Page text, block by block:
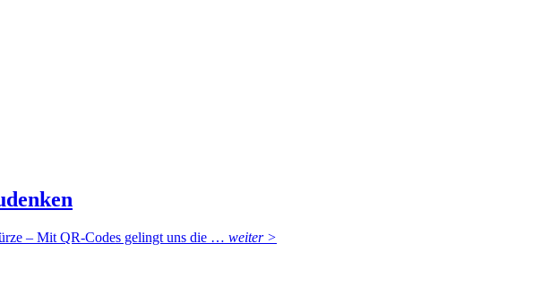
– Mit QR-Codes gelingt uns die … weiter >